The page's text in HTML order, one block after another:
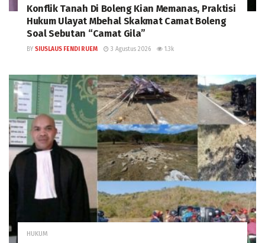
Konflik Tanah Di Boleng Kian Memanas, Praktisi
Hukum Ulayat Mbehal Skakmat Camat Boleng
Soal Sebutan “Camat Gila”
BY SIUSLAUS FENDI RUEM 3 Agustus 2026 1.3k
HUKUM